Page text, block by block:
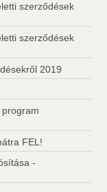
szerződések
szerződések
2019
FEL!
-